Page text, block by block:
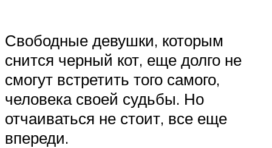
Свободные девушки, которым
снится черный кот, еще долго не
смогут встретить того самого,
человека своей судьбы. Но
отчаиваться не стоит, все еще
впереди.